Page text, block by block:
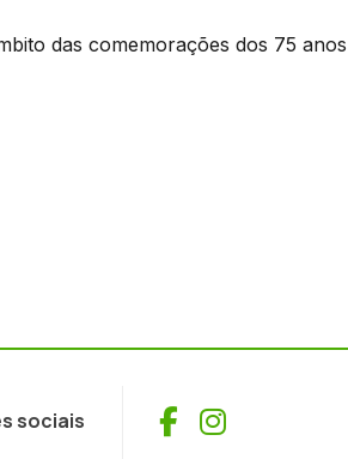
das comemorações dos 75 anos
sociais Facebook
Instagram